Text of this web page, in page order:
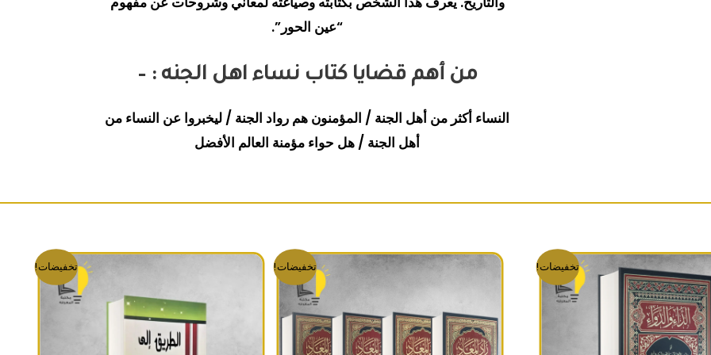
“عين الحور”.
من أهم قضايا كتاب نساء اهل الجنه : –
النساء أكثر من أهل الجنة / المؤمنون هم رواد الجنة / ليخبروا عن النساء من
أهل الجنة / هل حواء مؤمنة العالم الأفضل
تخفيضات!
السعر الأصلي هو: 300EGP.السعر الحالي هو: 260EGP. تخفيضات!
السعر الأصلي هو: 1,300EGP.السعر الحالي هو: 1,150EGP. تخفيضات!
السعر الأصلي هو: 190EGP.السعر الحالي هو: 120EGP.